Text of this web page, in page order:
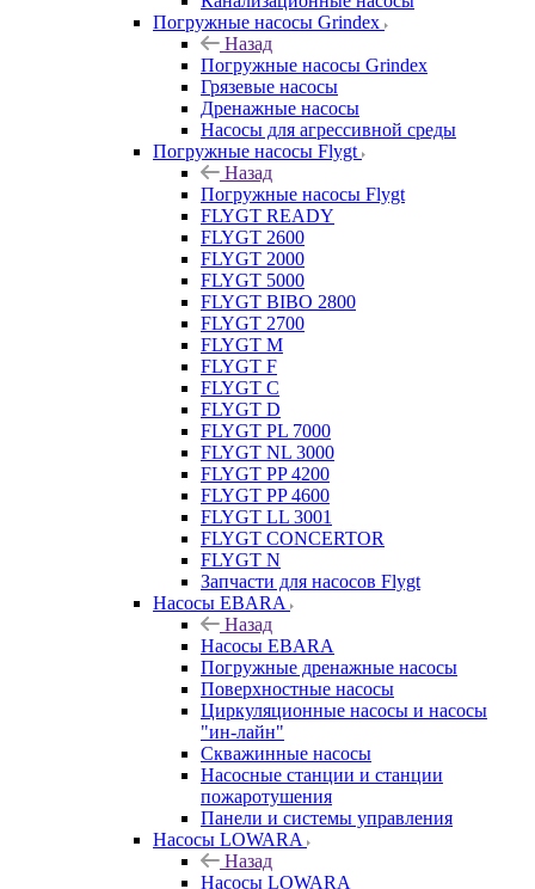
Погружные насосы Grindex
Назад
Погружные насосы Grindex
Грязевые насосы
Дренажные насосы
Насосы для агрессивной среды
Погружные насосы Flygt
Назад
Погружные насосы Flygt
FLYGT READY
FLYGT 2600
FLYGT 2000
FLYGT 5000
FLYGT BIBO 2800
FLYGT 2700
FLYGT M
FLYGT F
FLYGT C
FLYGT D
FLYGT PL 7000
FLYGT NL 3000
FLYGT PP 4200
FLYGT PP 4600
FLYGT LL 3001
FLYGT CONCERTOR
FLYGT N
Запчасти для насосов Flygt
Насосы EBARA
Назад
Насосы EBARA
Погружные дренажные насосы
Поверхностные насосы
Циркуляционные насосы и насосы
"ин-лайн"
Скважинные насосы
Насосные станции и станции
пожаротушения
Панели и системы управления
Насосы LOWARA
Назад
Насосы LOWARA